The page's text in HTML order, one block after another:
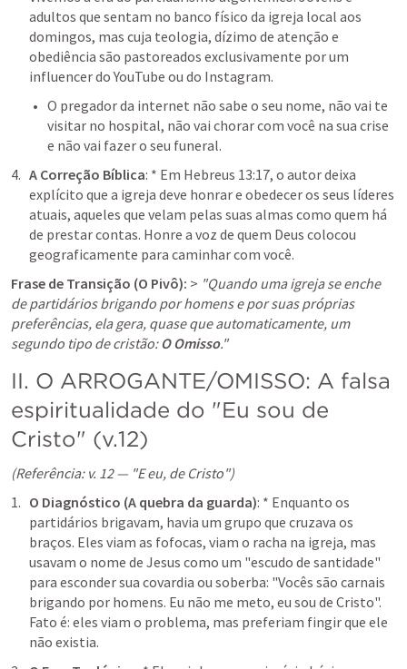
adultos que sentam no banco físico da igreja local aos
domingos, mas cuja teologia, dízimo de atenção e
obediência são pastoreados exclusivamente por um
influencer do YouTube ou do Instagram.
O pregador da internet não sabe o seu nome, não vai te
visitar no hospital, não vai chorar com você na sua crise
e não vai fazer o seu funeral.
A Correção Bíblica: * Em Hebreus 13:17, o autor deixa
explícito que a igreja deve honrar e obedecer os seus líderes
atuais, aqueles que velam pelas suas almas como quem há
de prestar contas. Honre a voz de quem Deus colocou
geograficamente para caminhar com você.
Frase de Transição (O Pivô): > "Quando uma igreja se enche
de partidários brigando por homens e por suas próprias
preferências, ela gera, quase que automaticamente, um
segundo tipo de cristão: O Omisso."
II. O ARROGANTE/OMISSO: A falsa
espiritualidade do "Eu sou de
Cristo" (v.12)
(Referência: v. 12 — "E eu, de Cristo")
O Diagnóstico (A quebra da guarda): * Enquanto os
partidários brigavam, havia um grupo que cruzava os
braços. Eles viam as fofocas, viam o racha na igreja, mas
usavam o nome de Jesus como um "escudo de santidade"
para esconder sua covardia ou soberba: "Vocês são carnais
brigando por homens. Eu não me meto, eu sou de Cristo".
Fato é: eles viam o problema, mas preferiam fingir que ele
não existia.